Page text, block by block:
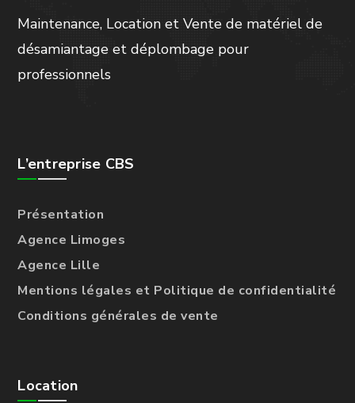
Maintenance, Location et Vente de matériel de
désamiantage et déplombage pour
professionnels
L’entreprise CBS
Présentation
Agence Limoges
Agence Lille
Mentions légales et Politique de confidentialité
Conditions générales de vente
Location